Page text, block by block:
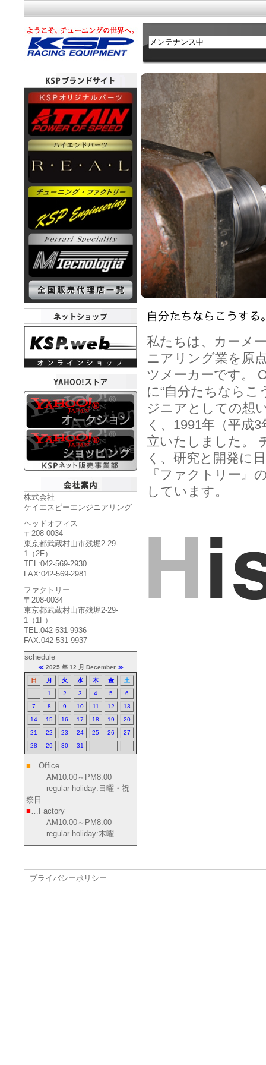
株式会社
ケイエスピーエンジニアリング
ヘッドオフィス
〒208-0034
東京都武蔵村山市残堀2-29-
1（2F）
TEL:042-569-2930
FAX:042-569-2981
ファクトリー
〒208-0034
東京都武蔵村山市残堀2-29-
1（1F）
TEL:042-531-9936
FAX:042-531-9937
schedule
≪2025 年 12 月 December ≫
日
月 火 水 木 金
土
1
2 3 4 5
6
7
8 9 10 11 12
13
14
15 16 17 18 19
20
21
22 23 24 25 26
27
28
29 30 31
■…Office
AM10:00～PM8:00
regular holiday:日曜・祝
祭日
■…Factory
AM10:00～PM8:00
regular holiday:木曜
私たちは、カーメ
ニアリング業を原
ツメーカーです。
に“自分たちならこ
ジニアとしての想
く、1991年（平成
立いたしました。
く、研究と開発に
『ファクトリー』
しています。
プライバシーポリシー